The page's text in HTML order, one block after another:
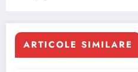
ARTICOLE SIMILARE